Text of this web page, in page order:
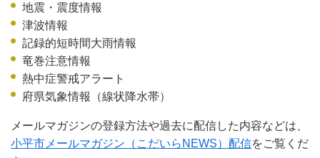
地震・震度情報
津波情報
記録的短時間大雨情報
竜巻注意情報
熱中症警戒アラート
府県気象情報（線状降水帯）
メールマガジンの登録方法や過去に配信した内容などは、
小平市メールマガジン（こだいらNEWS）配信をご覧くだ